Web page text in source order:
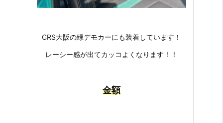
CRS大阪の緑デモカーにも装着しています！
レーシー感が出てカッコよくなります！！
金額